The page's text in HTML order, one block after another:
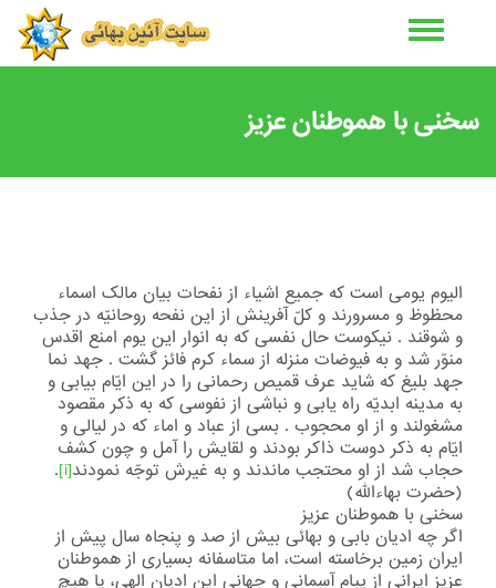
سخنی با هموطنان عزیز
اليوم يومی است که جميع اشياء از نفحات بيان مالک اسماء
محظوظ و مسرورند و کلّ آفرينش از اين نفحه روحانيّه در جذب
و شوقند . نيکوست حال نفسی که به انوار اين يوم امنع اقدس
منوّر شد و به فيوضات منزله از سماء کرم فائز گشت . جهد نما
جهد بليغ که شايد عرف قميص رحمانی را در اين ايّام بيابی و
به مدينه ابديّه راه يابی و نباشی از نفوسی که به ذکر مقصود
مشغولند و از او محجوب . بسی از عباد و اماء که در ليالی و
ايّام به ذکر دوست ذاکر بودند و لقايش را آمل و چون کشف
حجاب شد از او محتجب ماندند و به غيرش توجّه نمودند[i]
.
(حضرت بهاءالله)
سخنی با هموطنان عزیز
اگر چه ادیان بابی و بهائی بیش از صد و پنجاه سال پیش از
ایران زمین برخاسته است، اما متاسفانه بسیاری از هموطنان
عزیز ایرانی از پیام آسمانی و جهانی این ادیان الهی، یا هیچ